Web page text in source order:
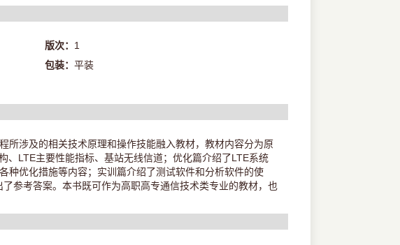
版次： 1
包装： 平装
所涉及的相关技术原理和操作技能融入教材，教材内容分为原
LTE主要性能指标、基站无线信道；优化篇介绍了LTE系统
种优化措施等内容；实训篇介绍了测试软件和分析软件的使
参考答案。本书既可作为高职高专通信技术类专业的教材，也